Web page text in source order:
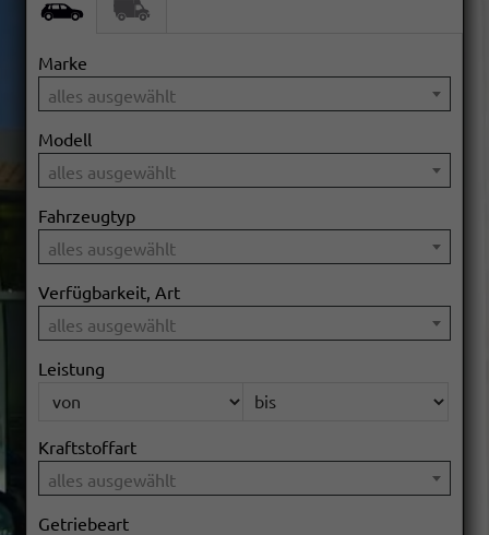
Marke
alles ausgewählt
Modell
alles ausgewählt
Fahrzeugtyp
alles ausgewählt
Verfügbarkeit, Art
alles ausgewählt
Leistung
Kraftstoffart
alles ausgewählt
Getriebeart